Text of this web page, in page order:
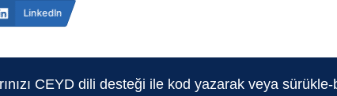
LinkedIn
CEYD dili desteği ile kod yazarak veya